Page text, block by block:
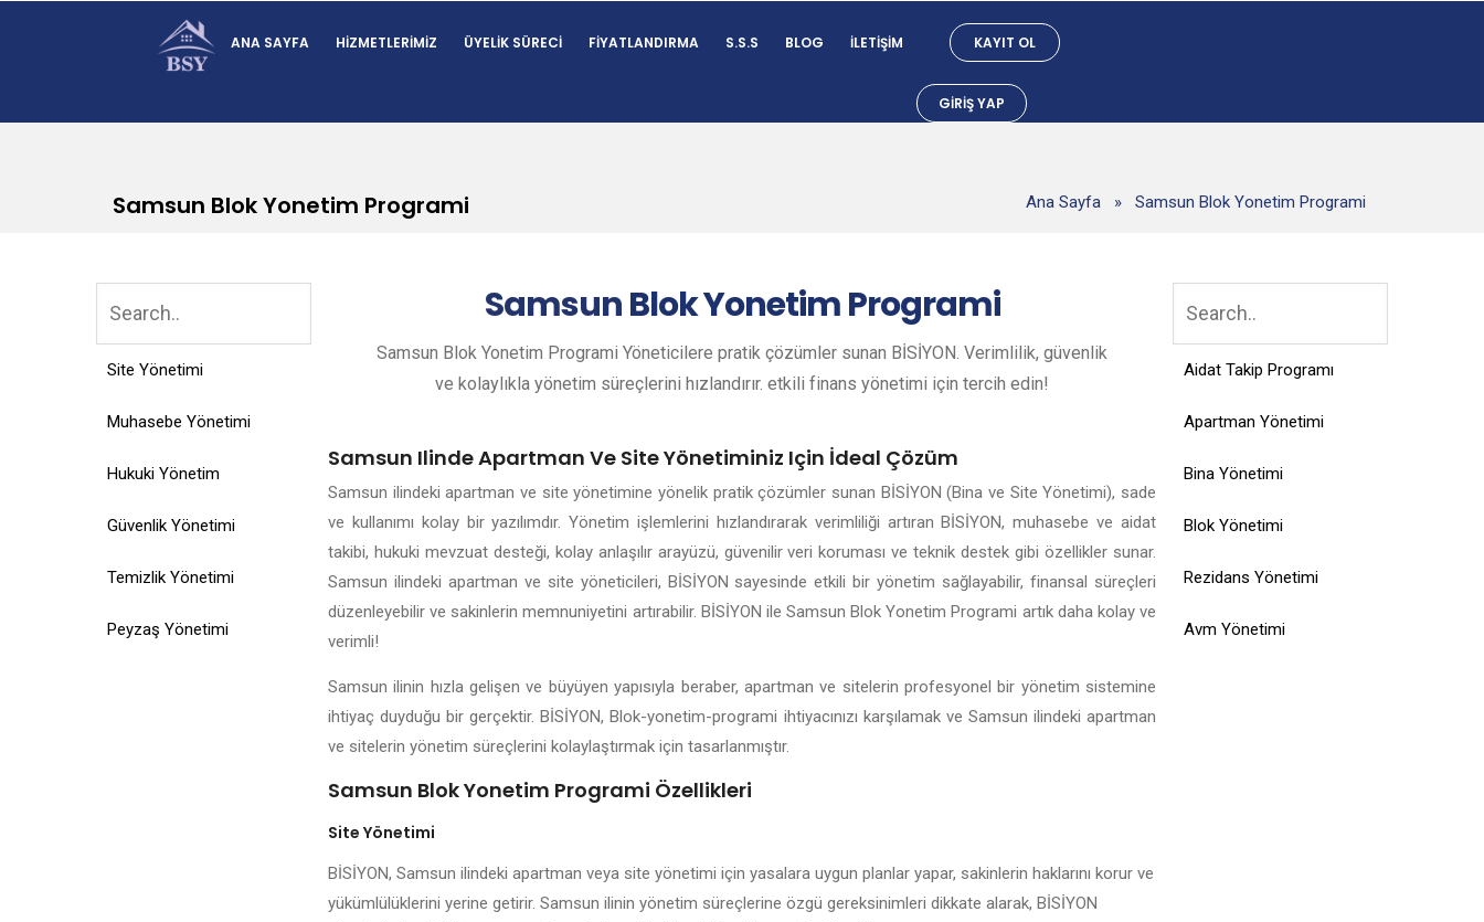
ANA SAYFA HIZMETLERIMIZ ÜYELIK SÜRECI FIYATLANDIRMA S.S.S BLOG İLETIŞIM KAYIT OL
GIRIŞ YAP
Samsun Blok Yonetim Programi Ana Sayfa » Samsun Blok Yonetim Programi
Site Yönetimi
Muhasebe Yönetimi
Hukuki Yönetim
Güvenlik Yönetimi
Temizlik Yönetimi
Peyzaş Yönetimi
SamsunBlok Yonetim Programi
Samsun Blok Yonetim Programi Yöneticilere pratik çözümler sunan BİSİYON. Verimlilik, güvenlik
ve kolaylıkla yönetim süreçlerini hızlandırır. etkili finans yönetimi için tercih edin!
Samsun Ilinde Apartman Ve Site Yönetiminiz Için İdeal Çözüm
Samsun ilindeki apartman ve site yönetimine yönelik pratik çözümler sunan BİSİYON (Bina ve Site Yönetimi), sade
ve kullanımı kolay bir yazılımdır. Yönetim işlemlerini hızlandırarak verimliliği artıran BİSİYON, muhasebe ve aidat
takibi, hukuki mevzuat desteği, kolay anlaşılır arayüzü, güvenilir veri koruması ve teknik destek gibi özellikler sunar.
Samsun ilindeki apartman ve site yöneticileri, BİSİYON sayesinde etkili bir yönetim sağlayabilir, finansal süreçleri
düzenleyebilir ve sakinlerin memnuniyetini artırabilir. BİSİYON ile Samsun Blok Yonetim Programi artık daha kolay ve
verimli!
Samsun ilinin hızla gelişen ve büyüyen yapısıyla beraber, apartman ve sitelerin profesyonel bir yönetim sistemine
ihtiyaç duyduğu bir gerçektir. BİSİYON, Blok-yonetim-programi ihtiyacınızı karşılamak ve Samsun ilindeki apartman
ve sitelerin yönetim süreçlerini kolaylaştırmak için tasarlanmıştır.
Samsun Blok Yonetim Programi Özellikleri
Site Yönetimi
BİSİYON, Samsun ilindeki apartman veya site yönetimi için yasalara uygun planlar yapar, sakinlerin haklarını korur ve
yükümlülüklerini yerine getirir. Samsun ilinin yönetim süreçlerine özgü gereksinimleri dikkate alarak, BİSİYON
Aidat Takip Programı
Apartman Yönetimi
Bina Yönetimi
Blok Yönetimi
Rezidans Yönetimi
Avm Yönetimi